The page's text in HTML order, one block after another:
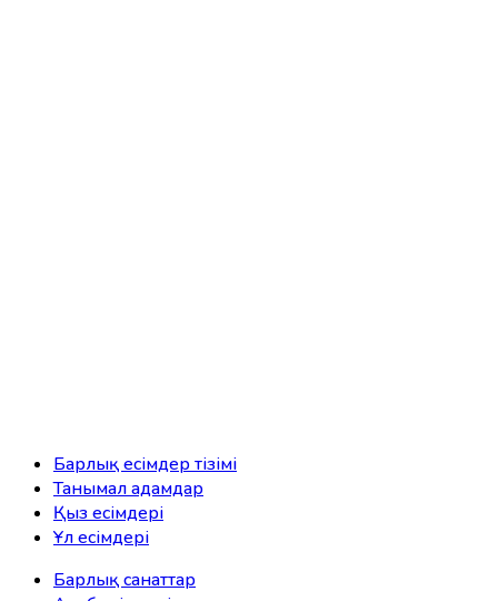
Барлық есімдер тізімі
Танымал адамдар
Қыз есімдері
Ұл есімдері
Барлық санаттар